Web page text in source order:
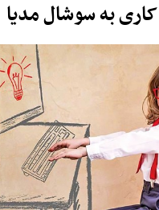
به سوشال مدیا